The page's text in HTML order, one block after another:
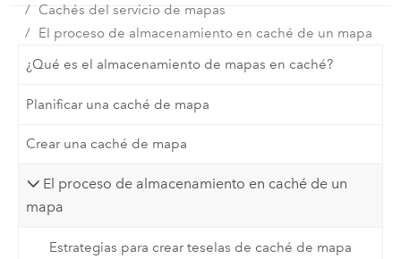
Cachés del servicio de mapas
El proceso de almacenamiento en caché de un mapa
¿Qué es el almacenamiento de mapas en caché?
Planificar una caché de mapa
Crear una caché de mapa
El proceso de almacenamiento en caché de un
mapa
Estrategias para crear teselas de caché de mapa